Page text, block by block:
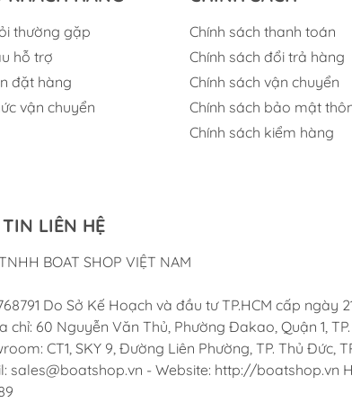
thường gặp
hỗ trợ
đặt hàng
vận chuyển
Chính sách thanh toán
Chính sách đổi trả hàng
Chính sách vận chuyển
Chính sách bảo mật
Chính sách kiểm hàng
LIÊN HỆ
BOAT SHOP VIỆT NAM
Do Sở Kế Hoạch và đầu tư TP.HCM cấp ngày
chỉ: 60 Nguyễn Văn Thủ, Phường Đakao, Quận 1,
CT1, SKY 9, Đường Liên Phường, TP. Thủ Đức,
sales@boatshop.vn - Website: http://boatshop.vn